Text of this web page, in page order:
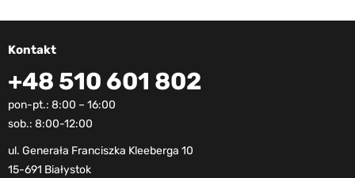
Kontakt
+48 510 601 802
pon-pt.: 8:00 – 16:00
sob.: 8:00-12:00
ul. Generała Franciszka Kleeberga 10
15-691 Białystok